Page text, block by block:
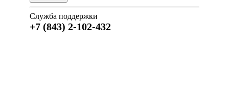
Служба поддержки
+7 (843) 2-102-432